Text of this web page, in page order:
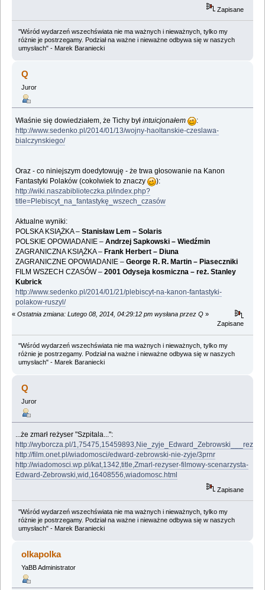
Zapisane
"Wśród wydarzeń wszechświata nie ma ważnych i nieważnych, tylko my
różnie je postrzegamy. Podział na ważne i nieważne odbywa się w naszych
umysłach" - Marek Baraniecki
Q
Juror
Właśnie się dowiedziałem, że Tichy byłintuicjonałem
:
http://www.sedenko.pl/2014/01/13/wojny-haoltanskie-czeslawa-
bialczynskiego/
Oraz - co niniejszym doedytowuję - że trwa głosowanie na Kanon
Fantastyki Polaków (cokolwiek to znaczy
):
http://wiki.naszabiblioteczka.pl/index.php?
title=Plebiscyt_na_fantastykę_wszech_czasów
Aktualne wyniki:
POLSKA KSIĄŻKA –Stanisław Lem – Solaris
POLSKIE OPOWIADANIE –Andrzej Sapkowski – Wiedźmin
ZAGRANICZNA KSIĄŻKA –Frank Herbert – Diuna
ZAGRANICZNE OPOWIADANIE –George R. R. Martin – Piaseczniki
FILM WSZECH CZASÓW –2001 Odyseja kosmiczna – reż. Stanley
Kubrick
http://www.sedenko.pl/2014/01/21/plebiscyt-na-kanon-fantastyki-
polakow-ruszyl/
« Ostatnia zmiana: Lutego 08, 2014, 04:29:12 pm wysłana przez Q »
Zapisane
"Wśród wydarzeń wszechświata nie ma ważnych i nieważnych, tylko my
różnie je postrzegamy. Podział na ważne i nieważne odbywa się w naszych
umysłach" - Marek Baraniecki
Q
Juror
...że zmarł reżyser "Szpitala...":
http://wyborcza.pl/
http://film.onet.pl/wiadomosci/edward-zebrowski-nie-zyje/3prnr
http://wiadomosci.wp.pl/kat,1342,title,Zmarl-rezyser-filmowy-scenarzysta-
Edward-Zebrowski,wid,16408556,wiadomosc.html
Zapisane
"Wśród wydarzeń wszechświata nie ma ważnych i nieważnych, tylko my
różnie je postrzegamy. Podział na ważne i nieważne odbywa się w naszych
umysłach" - Marek Baraniecki
olkapolka
YaBB Administrator